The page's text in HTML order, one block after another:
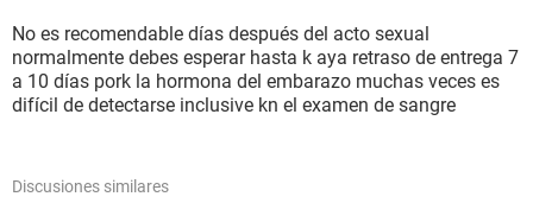
No es recomendable días después del acto sexual
normalmente debes esperar hasta k aya retraso de entrega 7
a 10 días pork la hormona del embarazo muchas veces es
difícil de detectarse inclusive kn el examen de sangre
Discusiones similares